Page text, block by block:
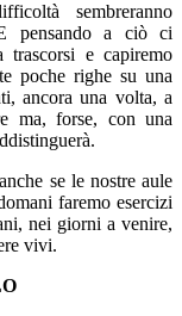
sembreranno
pensando a ciò ci
trascorsi e capiremo
poche righe su una
ancora una volta, a
ma, forse, con una
se le nostre aule
faremo esercizi
nei giorni a venire,
vivi.